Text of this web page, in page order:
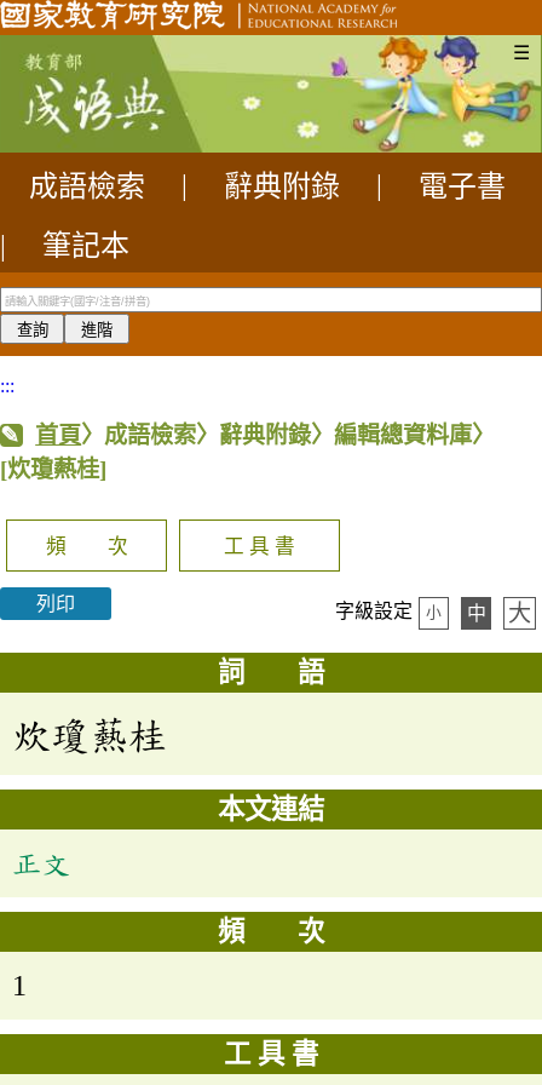
☰
成語檢索 辭典附錄
電子書
|
筆記本
:::
首頁〉成語檢索〉辭典附錄〉編輯總資料庫〉
[炊瓊爇桂]
頻 次 工 具 書
列印 字級設定 小 中 大
詞 語
炊瓊爇桂
本文連結
正文
頻 次
1
工 具 書